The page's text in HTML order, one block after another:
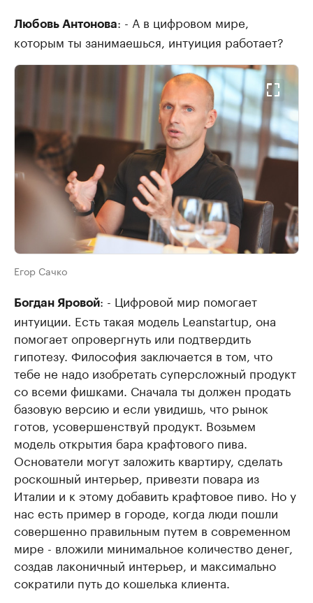
Любовь Антонова: - А в цифровом мире,
которым ты занимаешься, интуиция работает?
Егор Сачко
Богдан Яровой: - Цифровой мир помогает
интуиции. Есть такая модель Leanstartup, она
помогает опровергнуть или подтвердить
гипотезу. Философия заключается в том, что
тебе не надо изобретать суперсложный продукт
со всеми фишками. Сначала ты должен продать
базовую версию и если увидишь, что рынок
готов, усовершенствуй продукт. Возьмем
модель открытия бара крафтового пива.
Основатели могут заложить квартиру, сделать
роскошный интерьер, привезти повара из
Италии и к этому добавить крафтовое пиво. Но у
нас есть пример в городе, когда люди пошли
совершенно правильным путем в современном
мире - вложили минимальное количество денег,
создав лаконичный интерьер, и максимально
сократили путь до кошелька клиента.